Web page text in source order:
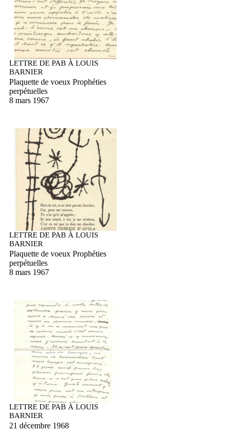
LETTRE DE PAB À LOUIS
BARNIER
Plaquette de voeux Prophéties
perpétuelles
8 mars 1967
LETTRE DE PAB À LOUIS
BARNIER
Plaquette de voeux Prophéties
perpétuelles
8 mars 1967
LETTRE DE PAB À LOUIS
BARNIER
21 décembre 1968